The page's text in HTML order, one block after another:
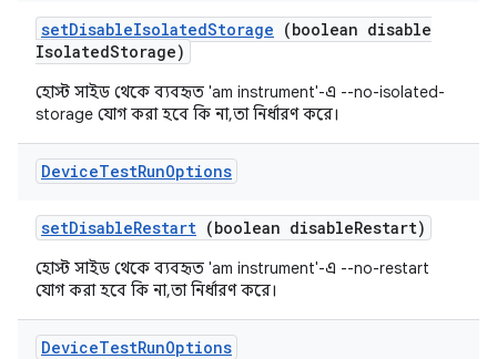
setDisableIsolatedStorage (boolean disable
IsolatedStorage)
হোস্ট সাইড থেকে ব্যবহৃত 'am instrument'-এ --no-isolated-
storage যোগ করা হবে কি না, তা নির্ধারণ করে।
DeviceTestRunOptions
setDisableRestart (boolean disableRestart)
হোস্ট সাইড থেকে ব্যবহৃত 'am instrument'-এ --no-restart
যোগ করা হবে কি না, তা নির্ধারণ করে।
DeviceTestRunOptions